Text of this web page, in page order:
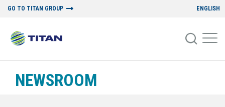
GO TO TITAN GROUP ENGLISH
NEWSROOM